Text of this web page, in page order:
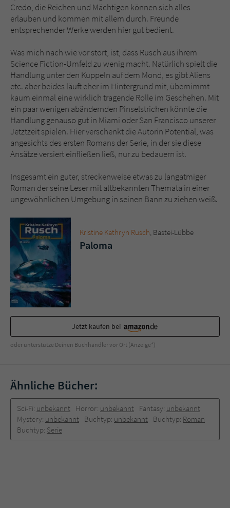
Credo, die Reichen und Mächtigen können sich alles
erlauben und kommen mit allem durch. Freunde
entsprechender Werke werden hier gut bedient.
Was mich nach wie vor stört, ist, dass Rusch aus ihrem
Science Fiction-Umfeld zu wenig macht. Natürlich spielt die
Handlung unter den Kuppeln auf dem Mond, es gibt Aliens
etc. aber beides läuft eher im Hintergrund mit, übernimmt
kaum einmal eine wirklich tragende Rolle im Geschehen. Mit
ein paar wenigen abändernden Pinselstrichen könnte die
Handlung genauso gut in Miami oder San Francisco unserer
Jetztzeit spielen. Hier verschenkt die Autorin Potential, was
angesichts des ersten Romans der Serie, in der sie diese
Ansätze versiert einfließen ließ, nur zu bedauern ist.
Insgesamt ein guter, streckenweise etwas zu langatmiger
Roman der seine Leser mit altbekannten Themata in einer
ungewöhnlichen Umgebung in seinen Bann zu ziehen weiß.
Kristine Kathryn Rusch , Bastei-Lübbe
Paloma
Jetzt kaufen bei
oder unterstütze Deinen Buchhändler vor Ort (Anzeige*)
Ähnliche Bücher:
Sci-Fi: unbekannt Horror: unbekannt Fantasy: unbekannt
Mystery: unbekannt Buchtyp: unbekannt Buchtyp: Roman
Buchtyp: Serie